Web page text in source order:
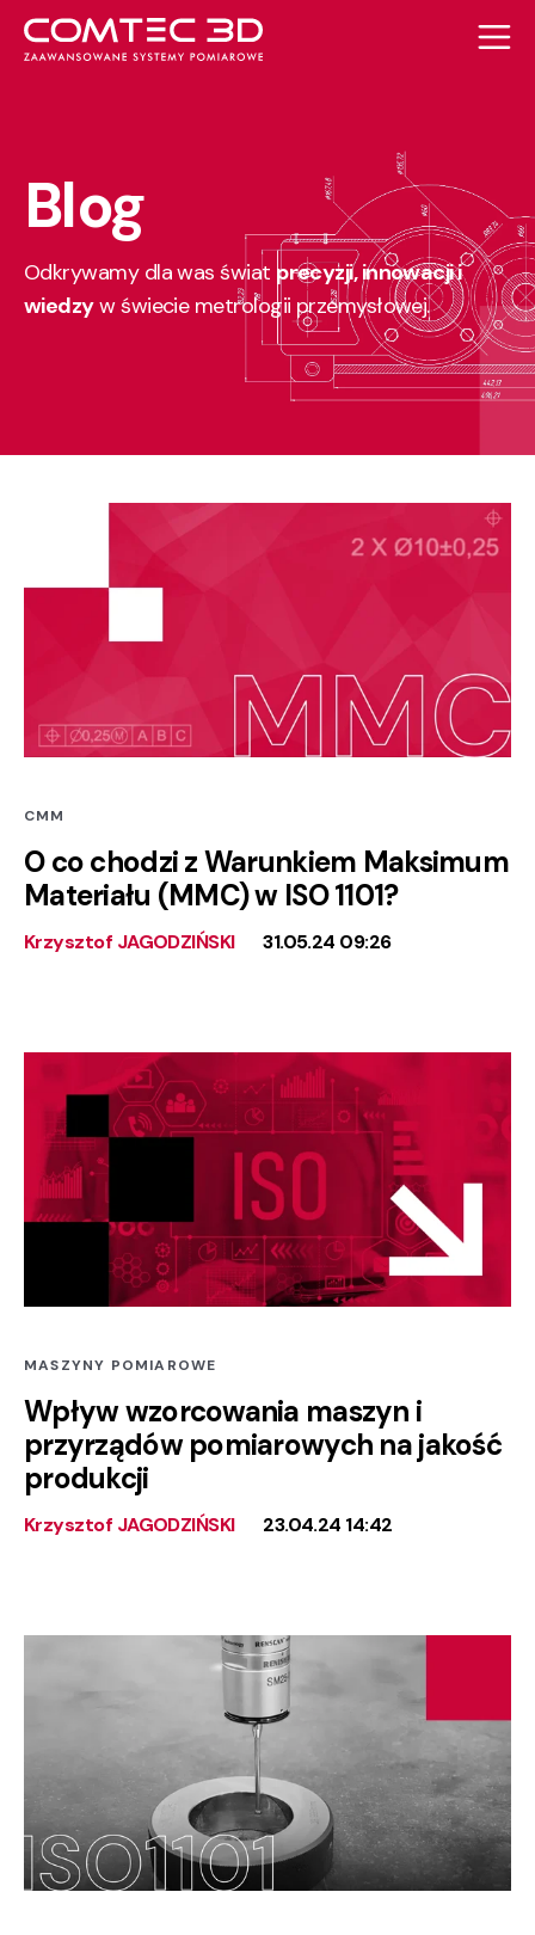
Blog
Odkrywamy dla was świat precyzji, innowacji i
wiedzyw świecie metrologii przemysłowej.
CMM
O co chodzi z Warunkiem Maksimum
Materiału (MMC) w ISO 1101?
Krzysztof JAGODZIŃSKI 31.05.24 09:26
MASZYNY POMIAROWE
Wpływ wzorcowania maszyn i
przyrządów pomiarowych na jakość
produkcji
Krzysztof JAGODZIŃSKI 23.04.24 14:42